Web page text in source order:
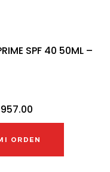
SPF 40 50ML –
ORDEN